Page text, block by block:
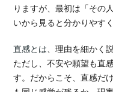
りますが、最初は「その
いから見ると分かりやす
直感とは 、理由を細かく
ただし、不安や願望も直
す。だからこそ、直感だ